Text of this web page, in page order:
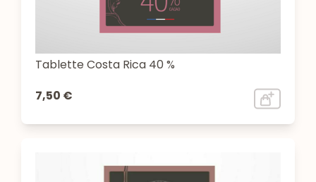
Tablette Costa Rica 40 %
7,50 €